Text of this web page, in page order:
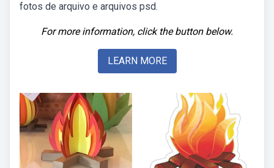
fotos de arquivo e arquivos psd.
For more information, click the button below.
LEARN MORE